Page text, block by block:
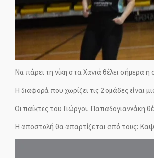
Να πάρει τη νίκη στα Χανιά θέλει σήμερα
Η διαφορά που χωρίζει τις 2 ομάδες είναι
Οι παίκτες του Γιώργου Παπαδογιαννάκη
Η αποστολή θα απαρτίζεται από τους: